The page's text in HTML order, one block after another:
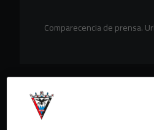
Comparecencia de prensa.